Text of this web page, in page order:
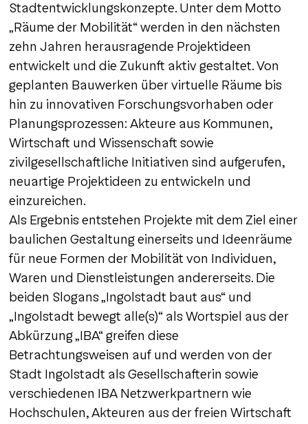
Stadtentwicklungskonzepte. Unter dem Motto
„Räume der Mobilität“ werden in den nächsten
zehn Jahren herausragende Projektideen
entwickelt und die Zukunft aktiv gestaltet. Von
geplanten Bauwerken über virtuelle Räume bis
hin zu innovativen Forschungsvorhaben oder
Planungsprozessen: Akteure aus Kommunen,
Wirtschaft und Wissenschaft sowie
zivilgesellschaftliche Initiativen sind aufgerufen,
neuartige Projektideen zu entwickeln und
einzureichen.
Als Ergebnis entstehen Projekte mit dem Ziel einer
baulichen Gestaltung einerseits und Ideenräume
für neue Formen der Mobilität von Individuen,
Waren und Dienstleistungen andererseits. Die
beiden Slogans „Ingolstadt baut aus“ und
„Ingolstadt bewegt alle(s)“ als Wortspiel aus der
Abkürzung „IBA“ greifen diese
Betrachtungsweisen auf und werden von der
Stadt Ingolstadt als Gesellschafterin sowie
verschiedenen IBA Netzwerkpartnern wie
Hochschulen, Akteuren aus der freien Wirtschaft